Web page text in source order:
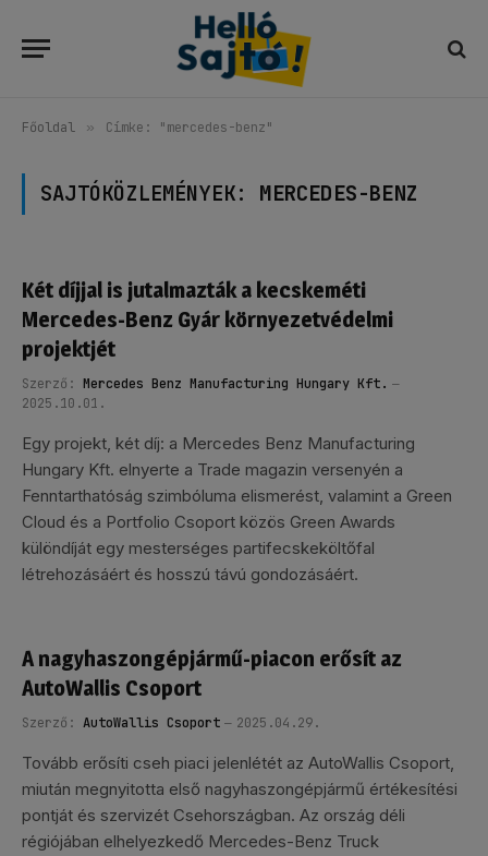
Főoldal » Címke: "mercedes-benz"
SAJTÓKÖZLEMÉNYEK: MERCEDES-BENZ
Két díjjal is jutalmazták a kecskeméti
Mercedes-Benz Gyár környezetvédelmi
projektjét
Szerző: Mercedes Benz Manufacturing Hungary Kft.
2025.10.01.
Egy projekt, két díj: a Mercedes Benz Manufacturing
Hungary Kft. elnyerte a Trade magazin versenyén a
Fenntarthatóság szimbóluma elismerést, valamint a Green
Cloud és a Portfolio Csoport közös Green Awards
különdíját egy mesterséges partifecskeköltőfal
létrehozásáért és hosszú távú gondozásáért.
A nagyhaszongépjármű-piacon erősít az
AutoWallis Csoport
Szerző: AutoWallis Csoport 2025.04.29.
Tovább erősíti cseh piaci jelenlétét az AutoWallis Csoport,
miután megnyitotta első nagyhaszongépjármű értékesítési
pontját és szervizét Csehországban. Az ország déli
régiójában elhelyezkedő Mercedes-Benz Truck